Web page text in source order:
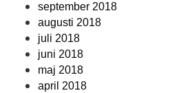
september 2018
augusti 2018
juli 2018
juni 2018
maj 2018
april 2018